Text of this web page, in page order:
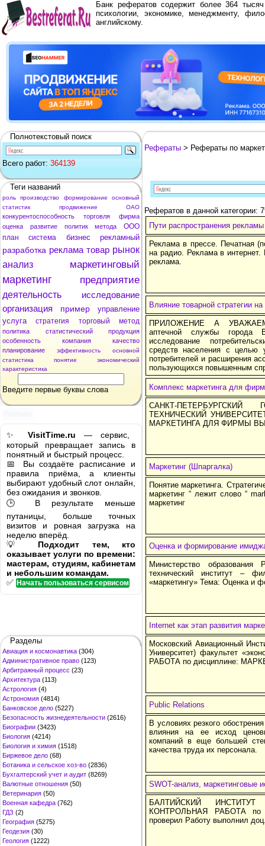
Банк рефератов содержит более 364
психологии, экономике, менеджменту,
английскому.
Полнотекстовый поиск
Всего работ: 364139
Теги названий
роль производство формирование
основный
статистик
продвижение ОАО
конкурентоспособность торговля
фирма
оценка
развитие политик метода
ООО
план
система бизнес рекламный
разработка реклама товар рынок
анализ
маркетинговый
маркетинг предприятие
деятельность
исследование
организация
пример
управление
услуга
стратегия торговый метод
политика статистический
продукция
особенность
компания
качество
планирование
эффективность
основной
статистика
понятие
экономический
характеристика
Введите первые буквы слова
✨ VisitTime.ru — сервис,
который превращает запись в
понятный и быстрый процесс.
📅 Вы создаёте расписание и
правила приёма, а клиенты
выбирают удобный слот онлайн,
без ожидания и звонков.
🕒 В результате меньше
путаницы, больше точных
визитов и ровная загрузка на
неделю вперёд.
💡 Подходит тем, кто
оказывает услуги по времени:
мастерам, студиям, кабинетам
и небольшим командам.
✅ Начать пользоваться сервисом
Разделы
Авиация и космонавтика (304)
Административное право (123)
Арбитражный процесс (23)
Архитектура (113)
Астрология (4)
Астрономия (4814)
Банковское дело (5227)
Безопасность жизнедеятельности (2616)
Биографии (3423)
Биология (4214)
Биология и химия (1518)
Биржевое дело (68)
Ботаника и сельское хоз-во (2836)
Бухгалтерский учет и аудит (8269)
Валютные отношения (50)
Ветеринария (50)
Военная кафедра (762)
ГДЗ (2)
География (5275)
Геодезия (30)
Геология (1222)
Рефераты > Рефераты по
Рефератов в данной категории:
Пути распространения рекламы
Реклама в прессе. Печатная
на радио. Реклама в
реклама.
Влияние товарной стратегии
ПРИЛОЖЕНИЕ А
аптечной службы города
исследование
средств населения с целью
потребителей и расширения
пользующихся повышенным
Комплекс маркетинга для
САНКТ-ПЕТЕРБУРГСКИЙ
ТЕХНИЧЕСКИЙ
МАРКЕТИНГА ДЛЯ ФИРМЫ
Маркетинг (Шпаргалка)
Понятие маркетинга.
маркетинг “ лежит слово “
маркетинг
Оценка и формирование
Министерство образования
технический институт –
«маркетингу» Тема: Оценка и
Internet как этап развития
Московский Авиационный
Университет) факультет
РАБОТА по дисциплине:
Public Relations
В условиях резкого
влияния на ее исход
компаний в еще большей
качества труда их персонала.
SWOT-анализ, маркетинговые
БАЛТИЙСКИЙ
КОНТРОЛЬНАЯ РАБОТА по
проверил Работу выполнил